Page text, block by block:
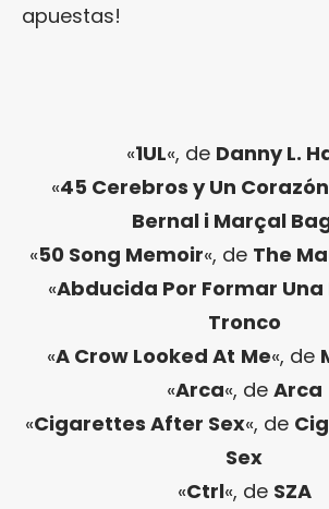
apuestas!
«1UL«, de Danny L.
«45 Cerebros y Un Corazón
Bernal i Marçal
«50 Song Memoir«, de The
«Abducida Por Formar
Tronco
«A Crow Looked At Me«, de
«Arca«, de Arca
«Cigarettes After Sex«, de
Sex
«Ctrl«, de SZA